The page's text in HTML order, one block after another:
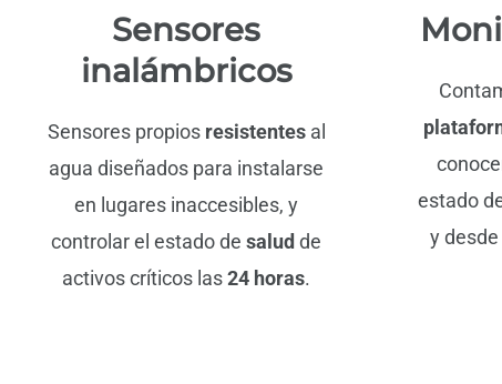
Sensores
inalámbricos
Sensores propios resistentesal
agua diseñados para instalarse
en lugares inaccesibles, y
controlar el estado de salud de
activos críticos las24 horas.
estado
y